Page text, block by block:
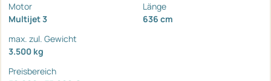
Motor
Multijet 3
Länge
636 cm
max. zul. Gewicht
3.500 kg
Preisbereich